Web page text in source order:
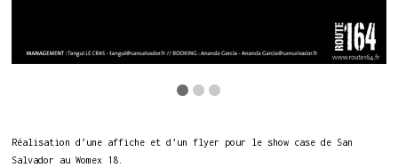
Réalisation d’une affiche et d’un flyer pour le show case de San
Salvador au Womex 18.